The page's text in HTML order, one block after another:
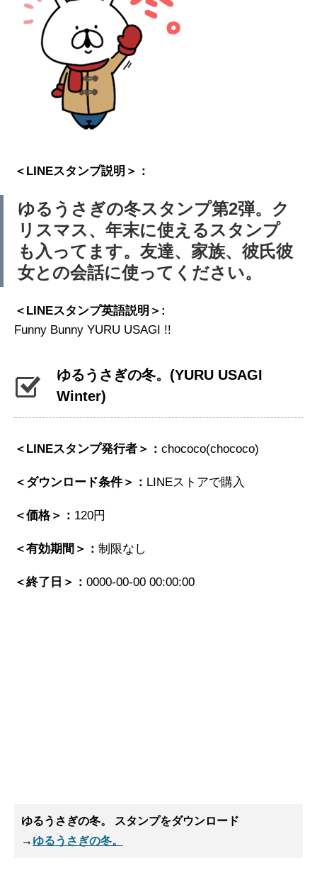
＜LINEスタンプ説明＞：
ゆるうさぎの冬スタンプ第2弾。ク
リスマス、年末に使えるスタンプ
も入ってます。友達、家族、彼氏彼
女との会話に使ってください。
＜LINEスタンプ英語説明＞:
Funny Bunny YURU USAGI !!
ゆるうさぎの冬。 (YURU USAGI
Winter)
＜LINEスタンプ発行者＞： chococo(chococo)
＜ダウンロード条件＞： LINEストアで購入
＜価格＞： 120円
＜有効期間＞： 制限なし
＜終了日＞： 0000-00-00 00:00:00
ゆるうさぎの冬。 スタンプをダウンロード
→ ゆるうさぎの冬。